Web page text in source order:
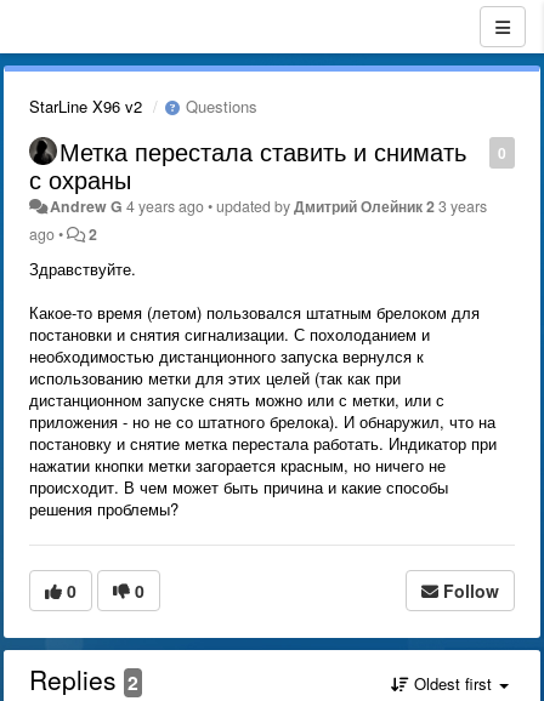
StarLine X96 v2 Questions
0
Метка перестала ставить и снимать
с охраны
Andrew G 4 years ago•updated byДмитрий Олейник 23 years
ago• 2
Здравствуйте.
Какое-то время (летом) пользовался штатным брелоком для
постановки и снятия сигнализации. С похолоданием и
необходимостью дистанционного запуска вернулся к
использованию метки для этих целей (так как при
дистанционном запуске снять можно или с метки, или с
приложения - но не со штатного брелока). И обнаружил, что на
постановку и снятие метка перестала работать. Индикатор при
нажатии кнопки метки загорается красным, но ничего не
происходит. В чем может быть причина и какие способы
решения проблемы?
0 0 Follow
Replies 2 Oldest first